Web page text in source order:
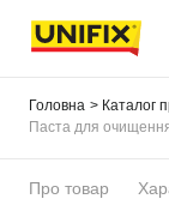
Головна Каталог
Паста для
Про товар